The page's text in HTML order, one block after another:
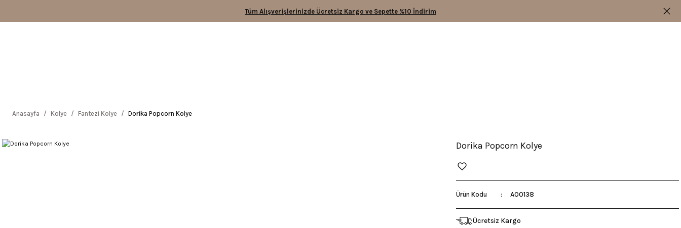
Tüm Alışverişlerinizde Ücretsiz Kargo ve Sepette %10 İndirim
Anasayfa Kolye Fantezi Kolye Dorika Popcorn Kolye
Dorika Popcorn Kolye
Ürün Kodu A00138
Ücretsiz Kargo